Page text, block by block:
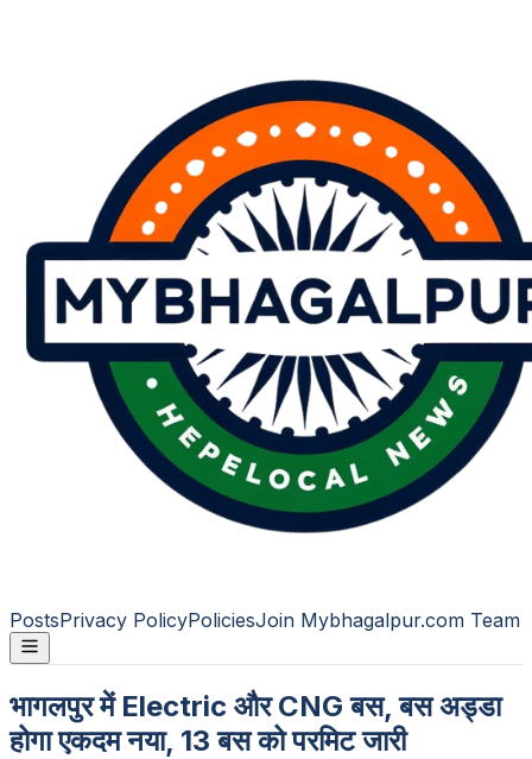
PostsPrivacy PolicyPoliciesJoin Mybhagalpur.com Team
भागलपुर में Electric और CNG बस, बस अड्डा
होगा एकदम नया, 13 बस को परमिट जारी